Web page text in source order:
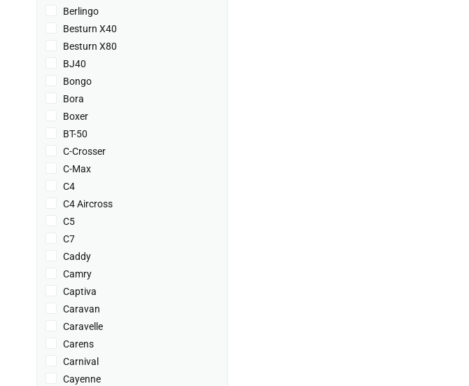
Berlingo
Besturn X40
Besturn X80
BJ40
Bongo
Bora
Boxer
BT-50
C-Crosser
C-Max
C4
C4 Aircross
C5
C7
Caddy
Camry
Captiva
Caravan
Caravelle
Carens
Carnival
Cayenne